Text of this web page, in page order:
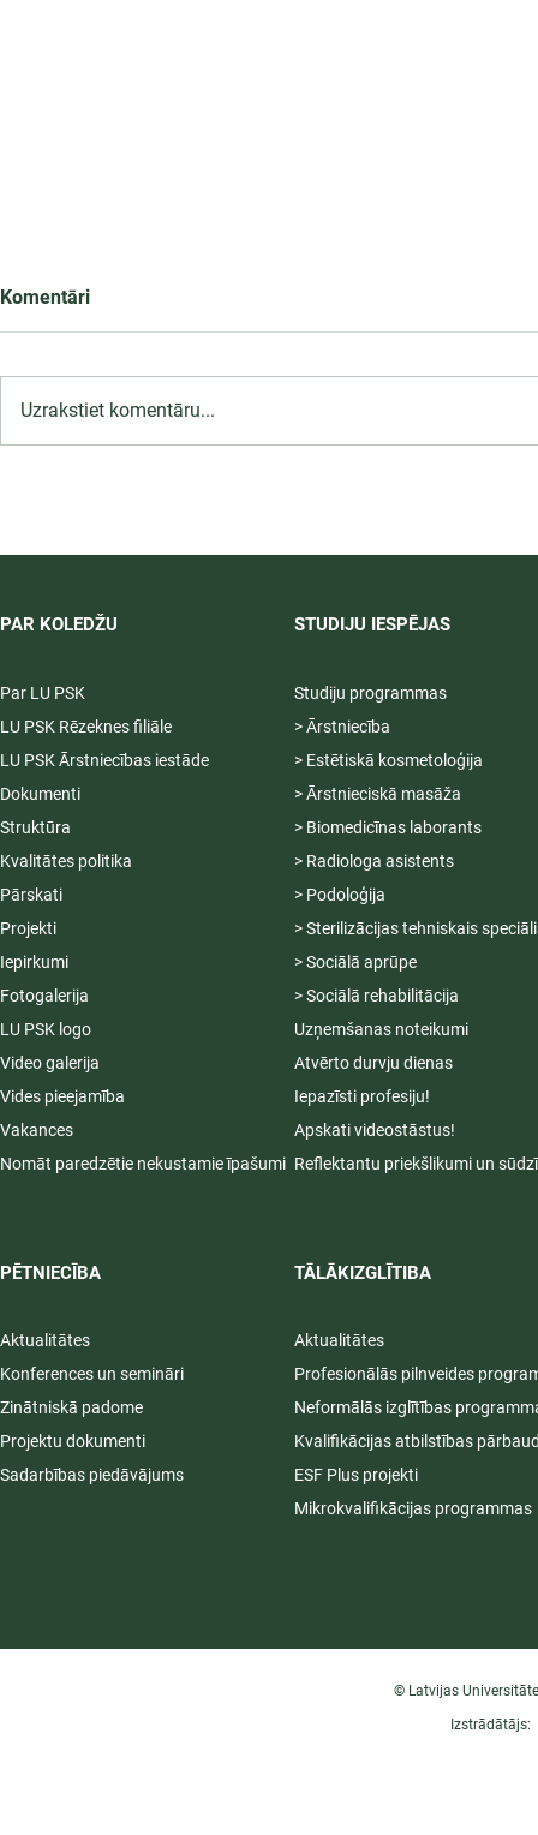
Komentāri
Uzrakstiet komentāru...
PAR KOLEDŽU
Par LU PSK
LU PSK Rēzeknes filiāle
LU PSK Ārstniecības iestāde
Dokumenti
Struktūra
Kvalitātes politika
Pārskati
Projekti
Iepirkumi
Fotogalerija
LU PSK logo
Video galerija
Vides pieejamība
Vakances
Nomāt paredzētie nekustamie īpašumi
PĒTNIECĪBA
Aktualitātes
Konferences un semināri
Zinātniskā padome
Projektu dokumenti
Sadarbības piedāvājums
STUDIJU IESPĒJAS
Studiju programmas
> Ārstniecība
> Estētiskā kosmetoloģija
> Ārstnieciskā masāža
> Biomedicīnas laborants
> Radiologa asistents
> Podoloģija
> Sterilizācijas tehniskais
> Sociālā aprūpe
> Sociālā rehabilitācija
Uzņemšanas noteikumi
Atvērto durvju dienas
Iepazīsti profesiju!
Apskati videostāstus!
Reflektantu priekšlikumi un
TĀLĀKIZGLĪTIBA
Aktualitātes
Profesionālās pilnveides
Neformālās izglītības
Kvalifikācijas atbilstības
ESF Plus projekti
Mikrokvalifikācijas programmas
© Latvijas
Izstrādātājs: